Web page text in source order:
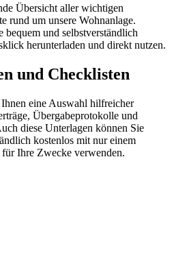
Übersicht aller wichtigen
rund um unsere Wohnanlage.
bequem und selbstverständlich
herunterladen und direkt nutzen.
und Checklisten
eine Auswahl hilfreicher
Übergabeprotokolle und
diese Unterlagen können Sie
kostenlos mit nur einem
Ihre Zwecke verwenden.